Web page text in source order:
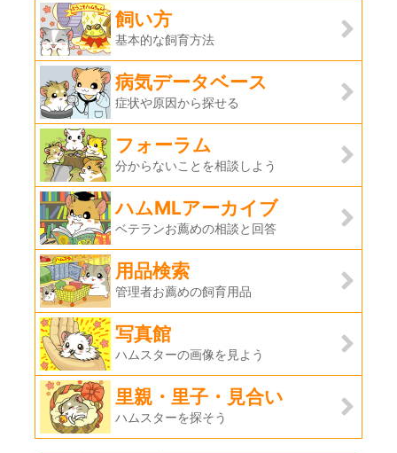
飼い方
基本的な飼育方法
病気データベース
症状や原因から探せる
フォーラム
分からないことを相談しよう
ハムMLアーカイブ
ベテランお薦めの相談と回答
用品検索
管理者お薦めの飼育用品
写真館
ハムスターの画像を見よう
里親・里子・見合い
ハムスターを探そう